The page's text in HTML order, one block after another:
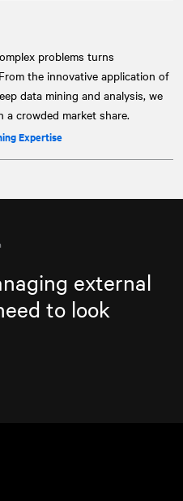
problems turns
the innovative application of
data mining and analysis, we
crowded market share.
Expertise
external
to look